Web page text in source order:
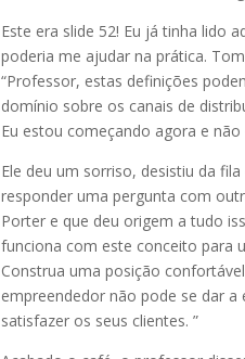
Este era slide 52! Eu já tinha lido
poderia me ajudar na prática.
“Professor, estas definições
domínio sobre os canais de
Eu estou começando agora e
Ele deu um sorriso, desistiu da
responder uma pergunta com
Porter e que deu origem a tudo
funciona com este conceito para
Construa uma posição
empreendedor não pode se dar
satisfazer os seus clientes. ”